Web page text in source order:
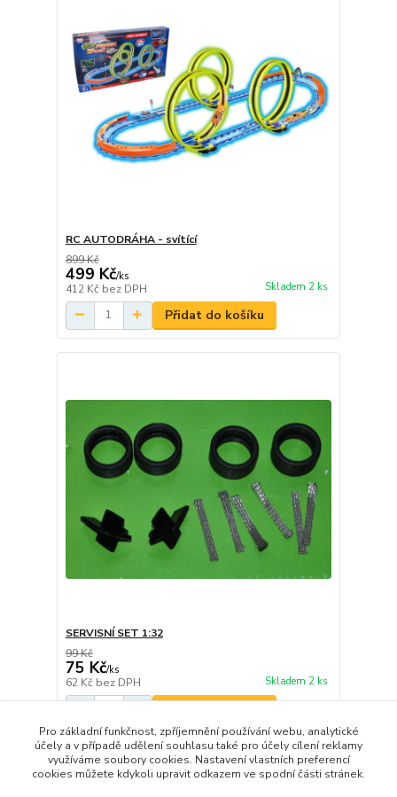
RC AUTODRÁHA - svítící
899 Kč
499 Kč/ks
412 Kč bez DPH Skladem 2 ks
Přidat do košíku
SERVISNÍ SET 1:32
99 Kč
75 Kč/ks
62 Kč bez DPH Skladem 2 ks
strana z 1
Pro základní funkčnost, zpříjemnění používání webu, analytické
účely a v případě udělení souhlasu také pro účely cílení reklamy
využíváme soubory cookies. Nastavení vlastních preferencí
cookies můžete kdykoli upravit odkazem ve spodní části stránek.